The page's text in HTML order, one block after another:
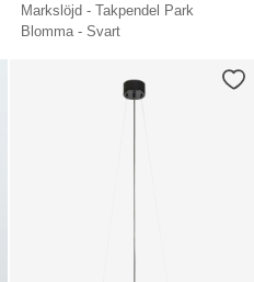
Markslöjd - Takpendel Park
Blomma - Svart